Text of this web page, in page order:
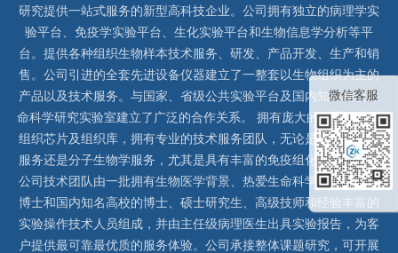
研究提供一站式服务的新型高科技企业。公司拥有独立的病理学实
验平台、免疫学实验平台、生化实验平台和生物信息学分析等平
台。提供各种组织生物样本技术服务、研发、产品开发、生产和销
售。公司引进的全套先进设备仪器建立了一整套以生物组织为主的
产品以及技术服务。与国家、省级公共实验平台及国内知名高校生
命科学研究实验室建立了广泛的合作关系。 拥有庞大的石蜡、冰冻
组织芯片及组织库，拥有专业的技术服务团队，无论是形态病理学
服务还是分子生物学服务，尤其是具有丰富的免疫组化实验经验，
公司技术团队由一批拥有生物医学背景、热爱生命科学研究的留美
博士和国内知名高校的博士、硕士研究生、高级技师和经验丰富的
实验操作技术人员组成，并由主任级病理医生出具实验报告，为客
户提供最可靠最优质的服务体验。公司承接整体课题研究，可开展
微信客服